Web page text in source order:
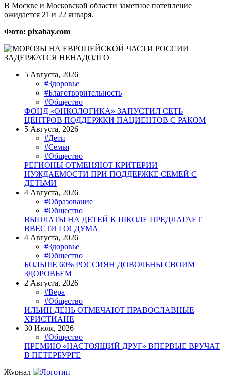
В Москве и Московской области заметное потепление
ожидается 21 и 22 января.
Фото: pixabay.com
5 Августа, 2026
#Здоровье
#Благотворительность
#Общество
ФОНД «ОНКОЛОГИКА» ЗАПУСТИЛ СЕТЬ
ЦЕНТРОВ ПОДДЕРЖКИ ПАЦИЕНТОВ С РАКОМ
5 Августа, 2026
#Дети
#Семья
#Общество
РЕГИОНЫ ОТМЕНЯЮТ КРИТЕРИИ
НУЖДАЕМОСТИ ПРИ ПОДДЕРЖКЕ СЕМЕЙ С
ДЕТЬМИ
4 Августа, 2026
#Образование
#Общество
ВЫПЛАТЫ НА ДЕТЕЙ К ШКОЛЕ ПРЕДЛАГАЕТ
ВВЕСТИ ГОСДУМА
4 Августа, 2026
#Здоровье
#Общество
БОЛЬШЕ 60% РОССИЯН ДОВОЛЬНЫ СВОИМ
ЗДОРОВЬЕМ
2 Августа, 2026
#Вера
#Общество
ИЛЬИН ДЕНЬ ОТМЕЧАЮТ ПРАВОСЛАВНЫЕ
ХРИСТИАНЕ
30 Июля, 2026
#Общество
ПРЕМИЮ «НАСТОЯЩИЙ ДРУГ» ВПЕРВЫЕ ВРУЧАТ
В ПЕТЕРБУРГЕ
Журнал